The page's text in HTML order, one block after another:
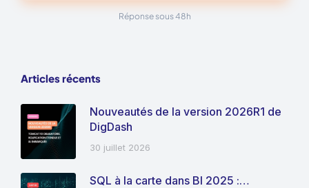
Réponse sous 48h
Articles récents
Nouveautés de la version 2026R1 de
DigDash
30 juillet 2026
SQL à la carte dans BI 2025 :…